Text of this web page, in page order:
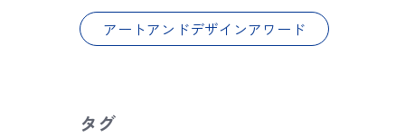
アートアンドデザインアワード
タグ